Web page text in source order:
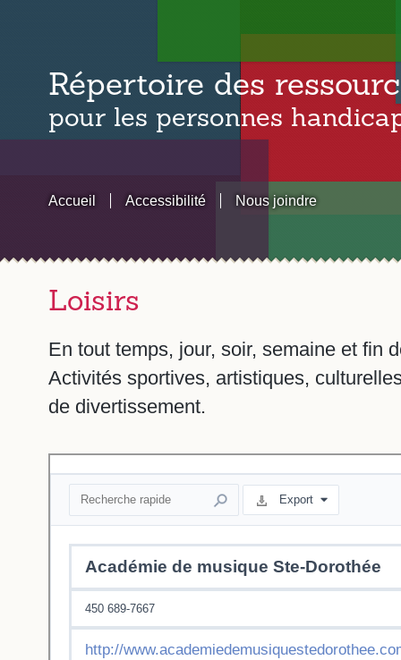
Répertoire des
pour les personnes
Accueil Accessibilité Nous joindre
Loisirs
En tout temps, jour, soir, semaine et fin
Activités sportives, artistiques,
de divertissement.